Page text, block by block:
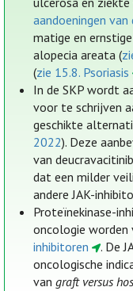
aandoeningen
matige en
alopecia areata (
(zie 15.8. Psoriasis
In de SKP wordt
voor te schrijven
geschikte
2022). Deze
van
dat een milder
andere JAK-
Proteïnekinase-
oncologie worden
inhibitoren
. De
oncologische
vangraft versus